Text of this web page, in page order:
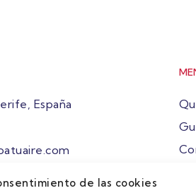
de las cookies
España